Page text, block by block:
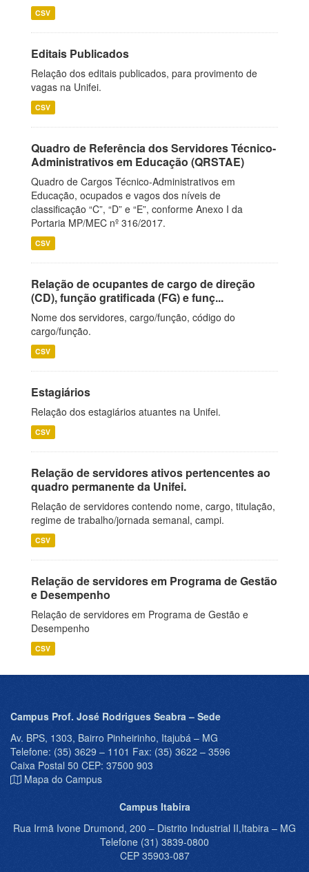
CSV
Editais Publicados
Relação dos editais publicados, para provimento de
vagas na Unifei.
CSV
Quadro de Referência dos Servidores Técnico-
Administrativos em Educação (QRSTAE)
Quadro de Cargos Técnico-Administrativos em
Educação, ocupados e vagos dos níveis de
classificação “C”, “D” e “E”, conforme Anexo I da
Portaria MP/MEC nº 316/2017.
CSV
Relação de ocupantes de cargo de direção
(CD), função gratificada (FG) e funç...
Nome dos servidores, cargo/função, código do
cargo/função.
CSV
Estagiários
Relação dos estagiários atuantes na Unifei.
CSV
Relação de servidores ativos pertencentes ao
quadro permanente da Unifei.
Relação de servidores contendo nome, cargo, titulação,
regime de trabalho/jornada semanal, campi.
CSV
Relação de servidores em Programa de Gestão
e Desempenho
Relação de servidores em Programa de Gestão e
Desempenho
CSV
Campus Prof. José Rodrigues Seabra – Sede
Av. BPS, 1303, Bairro Pinheirinho, Itajubá – MG
Telefone: (35) 3629 – 1101 Fax: (35) 3622 – 3596
Caixa Postal 50 CEP: 37500 903
Mapa do Campus
Campus Itabira
Rua Irmã Ivone Drumond, 200 – Distrito Industrial II,Itabira – MG
Telefone (31) 3839-0800
CEP 35903-087